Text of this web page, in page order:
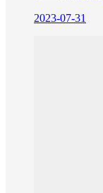
2023-07-31